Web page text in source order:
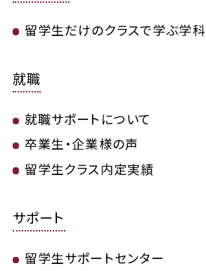
留学生だけのクラスで学ぶ学科
就職
就職サポートについて
卒業生・企業様の声
留学生クラス内定実績
サポート
留学生サポートセンター